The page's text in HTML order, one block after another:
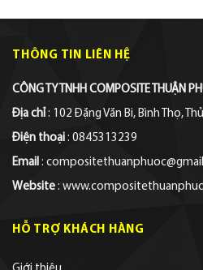
THÔNG TIN LIÊN HỆ
CÔNG TY TNHH COMPOSITE THUẬN
Địa chỉ : 102 Đặng Văn Bi, Bình Thọ,
Điện thoại : 0845313239
Email :
Website :
HỖ TRỢ KHÁCH HÀNG